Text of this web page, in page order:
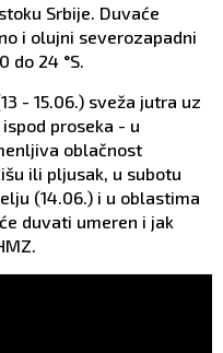
Srbije. Duvaće
i olujni severozapadni
do 24 °S.
- 15.06.) sveža jutra uz
proseka - u
oblačnost
ili plјusak, u subotu
(14.06.) i u oblastima
duvati umeren i jak